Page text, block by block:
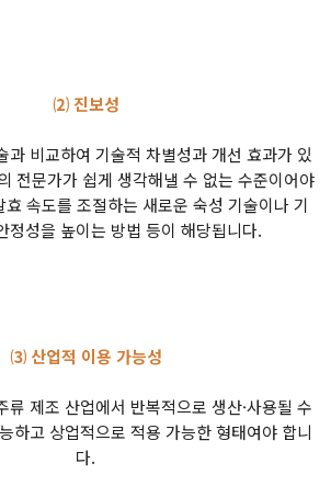
⑵ 진보성
과 비교하여 기술적 차별성과 개선 효과가 있
전문가가 쉽게 생각해낼 수 없는 수준이어야
속도를 조절하는 새로운 숙성 기술이나 기
정성을 높이는 방법 등이 해당됩니다.
⑶ 산업적 이용 가능성
류 제조 산업에서 반복적으로 생산·사용될 수
하고 상업적으로 적용 가능한 형태여야 합니
다.